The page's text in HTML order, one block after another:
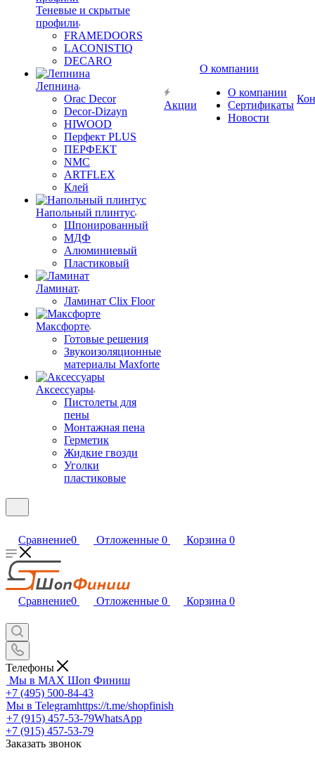
Теневые и скрытые
профили
FRAMEDOORS
LACONISTIQ
DECARO
Лепнина
Orac Decor
Decor-Dizayn
HIWOOD
Перфект PLUS
ПЕРФЕКТ
NMC
ARTFLEX
Клей
Напольный плинтус
Шпонированный
МДФ
Алюминиевый
Пластиковый
Ламинат
Ламинат Clix Floor
Максфорте
Готовые решения
Звукоизоляционные
материалы Maxforte
Аксессуары
Пистолеты для
пены
Монтажная пена
Герметик
Жидкие гвозди
Уголки
пластиковые
Акции
О компании
О компании
Сертификаты
Новости
Сравнение0 Отложенные 0 Корзина 0
Сравнение0 Отложенные 0 Корзина 0
Телефоны
Мы в MAX Шоп Финиш
+7 (495) 500-84-43
Мы в Telegramhttps://t.me/shopfinish
+7 (915) 457-53-79WhatsApp
+7 (915) 457-53-79
Заказать звонок